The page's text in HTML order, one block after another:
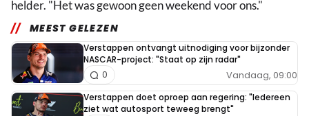
helder. "Het was gewoon geen weekend voor ons."
MEEST GELEZEN
Verstappen ontvangt uitnodiging voor bijzonder
NASCAR-project: "Staat op zijn radar"
Vandaag, 09:00
0
Verstappen doet oproep aan regering: "Iedereen
ziet wat autosport teweeg brengt"